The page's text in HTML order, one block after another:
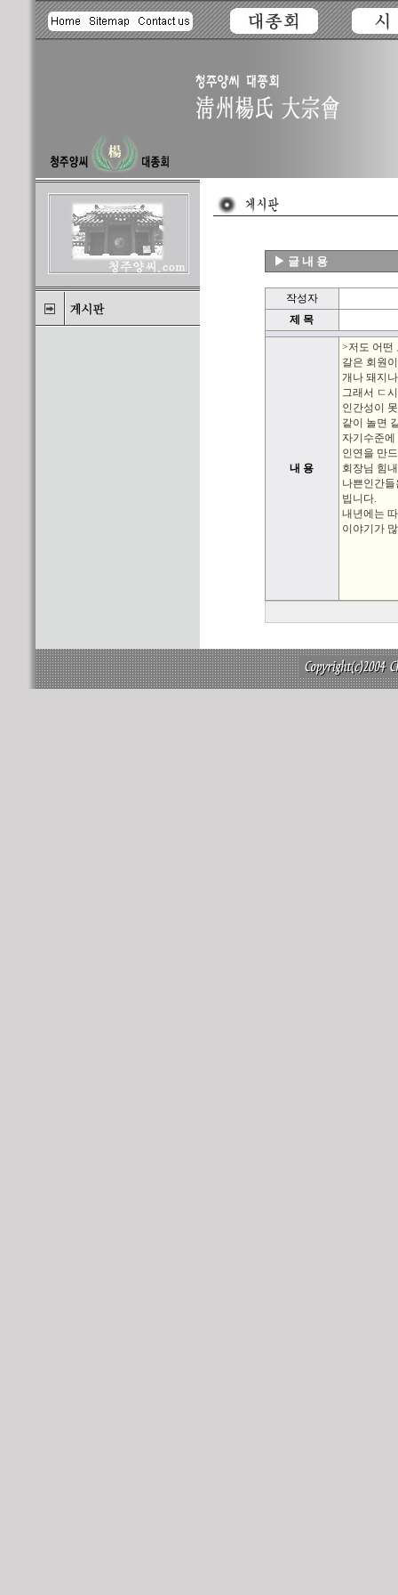
▶ 글 내 용
작성자
제 목
내 용
>저도 어떤
갈은 회원
개나 돼지
그래서 ㄷ
인간성이
같이 놀면
자기수준
인연을 만
회장님 힘
나쁜인간
빕니다.
내년에는
이야기가